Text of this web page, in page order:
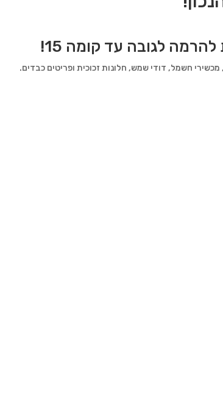
לגובה עד קומה 15!
חשמל, דודי שמש, חלונות זכוכית ופריטים כבדים.